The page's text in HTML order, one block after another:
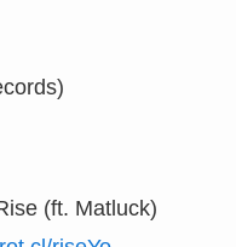
(ft. Matluck)